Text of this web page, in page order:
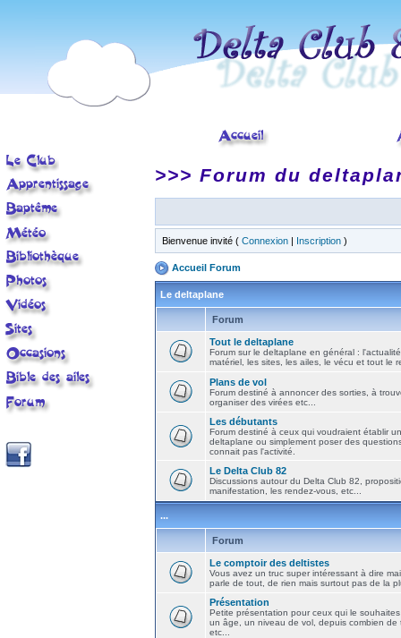
>>> Forum du
Bienvenue invité ( Connexion | Inscription )
Accueil Forum
Le deltaplane
Forum
Tout le deltaplane
Forum sur le deltaplane en général :
matériel, les sites, les ailes, le vécu et tout le
Plans de vol
Forum destiné à annoncer des sorties, à
organiser des virées etc...
Les débutants
Forum destiné à ceux qui voudraient établir
deltaplane ou simplement poser des
connait pas l'activité.
Le Delta Club 82
Discussions autour du Delta Club 82,
manifestation, les rendez-vous, etc...
...
Forum
Le comptoir des deltistes
Vous avez un truc super intéressant à dire
parle de tout, de rien mais surtout pas de la
Présentation
Petite présentation pour ceux qui le
un âge, un niveau de vol, depuis combien de
etc...